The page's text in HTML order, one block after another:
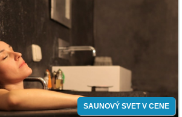
SAUNOVÝ SVET V CENE